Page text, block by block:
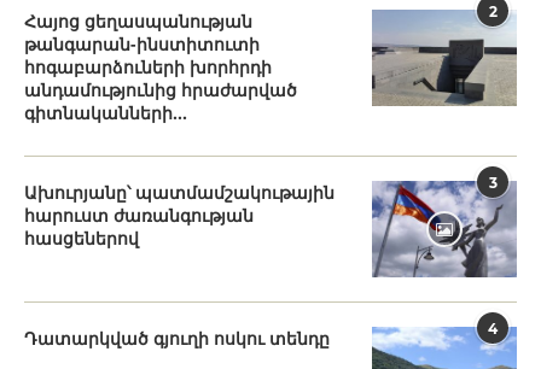
2
Հայոց ցեղասպանության
թանգարան-ինստիտուտի
հոգաբարձուների խորհրդի
անդամությունից հրաժարված
գիտնականների...
3
Ախուրյանը՝ պատմամշակութային
հարուստ ժառանգության
հասցեներով
4
Դատարկված գյուղի ոսկու տենդը